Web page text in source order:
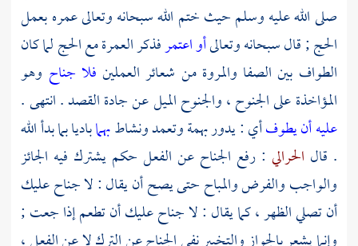
صلى الله عليه وسلم حيث ختم الله سبحانه وتعالى عمره بعمل
الحج ; قال سبحانه وتعالىأو اعتمرفذكر العمرة مع الحج لما كان
الطواف بين الصفا والمروة من شعائر العملين فلا جناح وهو
المؤاخذة على الجنوح ، والجنوح الميل عن جادة القصد . انتهى .
عليه أن يطوفأي : يدور بهمة وتعمد ونشاطبهماباديا بما بدأ الله
. قال الحرالي : رفع الجناح عن الفعل حكم يشترك فيه الجائز
والواجب والفرض والمباح حتى يصح أن يقال : لا جناح عليك
أن تصلي الظهر ، كما يقال : لا جناح عليك أن تطعم إذا جعت ;